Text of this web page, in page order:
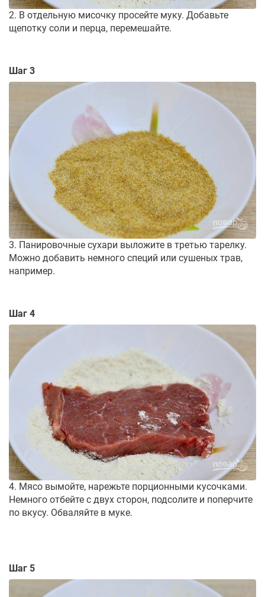
2. В отдельную мисочку просейте муку. Добавьте
щепотку соли и перца, перемешайте.
Шаг 3
3. Панировочные сухари выложите в третью тарелку.
Можно добавить немного специй или сушеных трав,
например.
Шаг 4
4. Мясо вымойте, нарежьте порционными кусочками.
Немного отбейте с двух сторон, подсолите и поперчите
по вкусу. Обваляйте в муке.
Шаг 5